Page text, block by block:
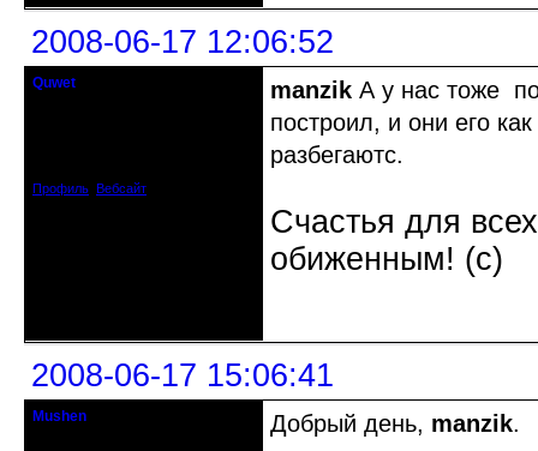
2008-06-17 12:06:52
Quwet
Профиль Вебсайт
manzik А у нас тоже
построил, и они его
разбегаютс.
Счастья для
обиженным! (c)
2008-06-17 15:06:41
Mushen Добрый день, manzik.